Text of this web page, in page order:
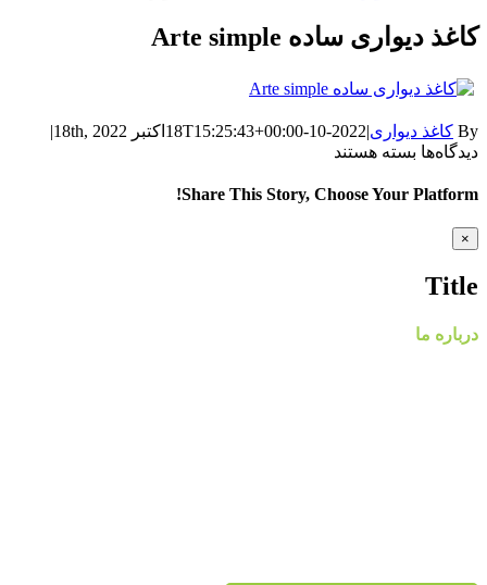
کاغذ دیواری ساده Arte simple
By کاغذ دیواری|
2022-10-18T15:25:43+00:00 اکتبر 18th, 2022
|
دیدگاه‌ها برای
دیواری
بسته هستند
Share This Story, Choose Your Platform!
Facebook
Twitter
Reddit
LinkedIn
WhatsApp
Telegram
Tumblr
Pinterest
Vk
Xing
Email
Close
product
view
×
Title
درباره ما